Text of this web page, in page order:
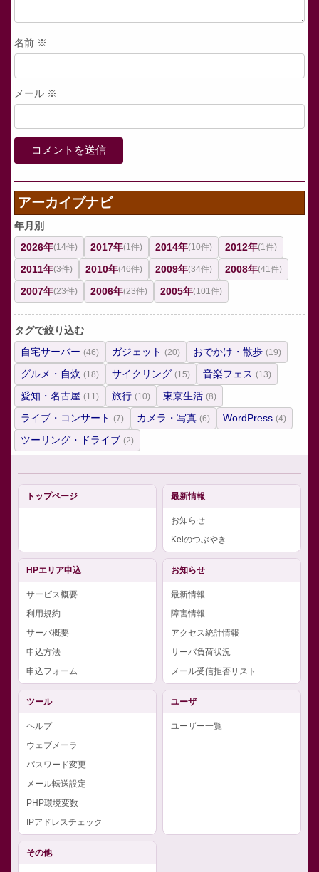
名前 ※
メール ※
アーカイブナビ
年月別
2026年(14件) 2017年(1件) 2014年(10件) 2012年(1件)
2011年(3件) 2010年(46件) 2009年(34件) 2008年(41件)
2007年(23件) 2006年(23件) 2005年(101件)
タグで絞り込む
自宅サーバー (46) ガジェット (20) おでかけ・散歩 (19)
グルメ・自炊 (18) サイクリング (15) 音楽フェス (13)
愛知・名古屋 (11) 旅行 (10) 東京生活 (8)
ライブ・コンサート (7) カメラ・写真 (6) WordPress (4)
ツーリング・ドライブ (2)
トップページ 最新情報
お知らせ
Keiのつぶやき
HPエリア申込
サービス概要
利用規約
サーバ概要
申込方法
申込フォーム
お知らせ
最新情報
障害情報
アクセス統計情報
サーバ負荷状況
メール受信拒否リスト
ツール
ヘルプ
ウェブメーラ
パスワード変更
メール転送設定
PHP環境変数
IPアドレスチェック
ユーザ
ユーザー一覧
その他